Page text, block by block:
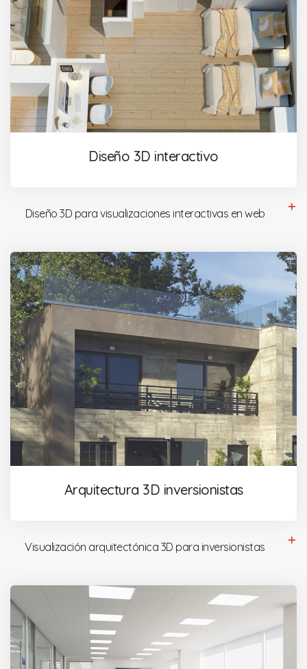
Diseño 3D interactivo
Diseño 3D para visualizaciones interactivas en web
Arquitectura 3D inversionistas
Visualización arquitectónica 3D para inversionistas